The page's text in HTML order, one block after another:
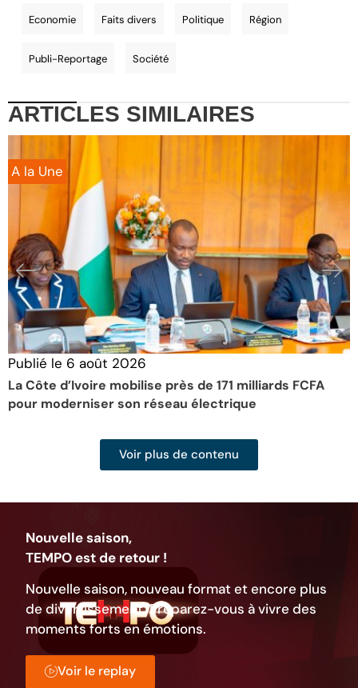
Economie Faits divers Politique Région
Publi-Reportage Société
ARTICLES SIMILAIRES
A la Une
Publié le 6 août 2026
La Côte d’Ivoire mobilise près de 171 milliards FCFA
pour moderniser son réseau électrique
Voir plus de contenu
Nouvelle saison,
TEMPO est de retour !
Nouvelle saison, nouveau format et encore plus
de divertissement. Préparez-vous à vivre des
moments forts en émotions.
Voir le replay